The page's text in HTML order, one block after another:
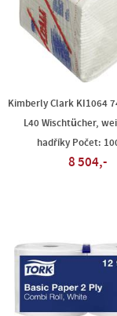
Kimberly Clark KI1064
L40 Wischtücher,
hadříky Počet:
8 504,-